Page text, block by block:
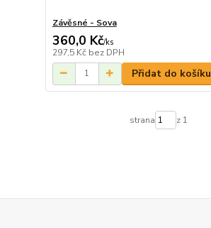
Závěsné - Sova
360,0 Kč/ks
297,5 Kč bez DPH
Přidat do košíku
strana z 1